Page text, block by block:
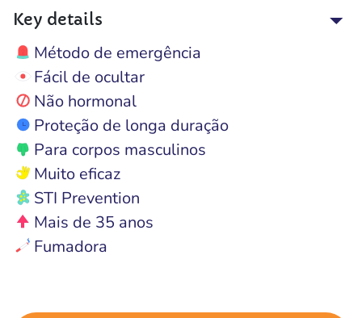
Key details
Método de emergência
Fácil de ocultar
Não hormonal
Proteção de longa duração
Para corpos masculinos
Muito eficaz
STI Prevention
Mais de 35 anos
Fumadora